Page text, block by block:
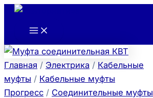
Перейти
содержимому
Main
Главная / Электрика / Кабельные
муфты / Кабельные муфты
Прогресс / Соединительные муфты
Количество
товара
соединительная
"Прогресс"
Стп
10-
70/120
МКС